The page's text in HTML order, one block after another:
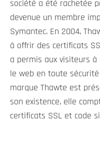
société a été rachetée
devenue un membre
Symantec. En 2004,
à offrir des certificats
a permis aux visiteurs
le web en toute
marque Thawte est
son existence, elle
certificats SSL et code